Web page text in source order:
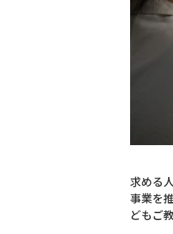
求める
事業を
どもご